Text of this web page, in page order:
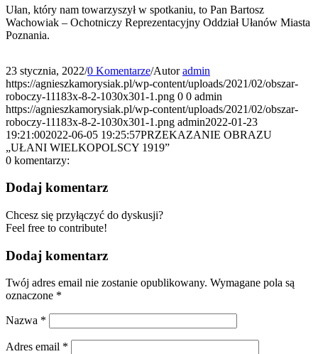
Ułan, który nam towarzyszył w spotkaniu, to Pan Bartosz
Wachowiak – Ochotniczy Reprezentacyjny Oddział Ułanów Miasta
Poznania.
23 stycznia, 2022/0 Komentarze/Autoradmin
https://agnieszkamorysiak.pl/wp-content/uploads/2021/02/obszar-
roboczy-11183x-8-2-1030x301-1.png 0 0 admin
https://agnieszkamorysiak.pl/wp-content/uploads/2021/02/obszar-
roboczy-11183x-8-2-1030x301-1.png admin2022-01-23
19:21:002022-06-05 19:25:57PRZEKAZANIE OBRAZU
„UŁANI WIELKOPOLSCY 1919”
0 komentarzy:
Dodaj komentarz
Chcesz się przyłączyć do dyskusji?
Feel free to contribute!
Dodaj komentarz
Twój adres email nie zostanie opublikowany. Wymagane pola są
oznaczone *
Nazwa *
Adres email *